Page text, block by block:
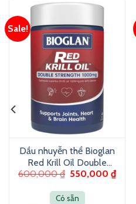
Sale!
Dầu nhuyễn thể Bioglan
Red Krill Oil Double
Strength 1000mg 60
600,000₫ 550,000 ₫
Có sẵn